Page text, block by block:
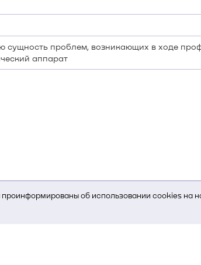
об использовании cookies на
сущность проблем, возникающих в ходе
аппарат